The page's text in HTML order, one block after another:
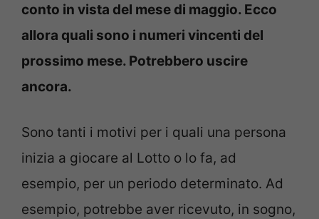
conto in vista del mese di maggio. Ecco
allora quali sono i numeri vincenti del
prossimo mese. Potrebbero uscire
ancora.
Sono tanti i motivi per i quali una persona
inizia a giocare al Lotto o lo fa, ad
esempio, per un periodo determinato. Ad
esempio, potrebbe aver ricevuto, in sogno,